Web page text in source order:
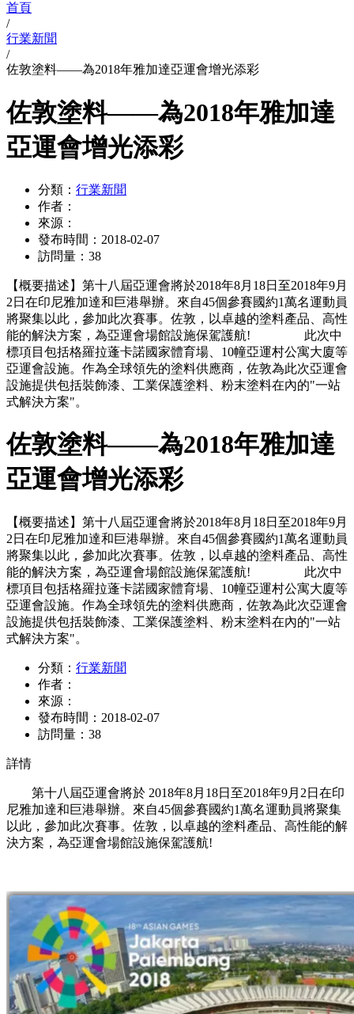
首頁
/
行業新聞
/
佐敦塗料——為2018年雅加達亞運會增光添彩
佐敦塗料——為2018年雅加達
亞運會增光添彩
分類： 行業新聞
作者：
來源：
發布時間： 2018-02-07
訪問量： 38
【概要描述】 第十八屆亞運會將於2018年8月18日至2018年9月
2日在印尼雅加達和巨港舉辦。來自45個參賽國約1萬名運動員
將聚集以此，參加此次賽事。佐敦，以卓越的塗料產品、高性
能的解決方案，為亞運會場館設施保駕護航! 此次中
標項目包括格羅拉蓬卡諾國家體育場、10幢亞運村公寓大廈等
亞運會設施。作為全球領先的塗料供應商，佐敦為此次亞運會
設施提供包括裝飾漆、工業保護塗料、粉末塗料在內的"一站
式解決方案"。
佐敦塗料——為2018年雅加達
亞運會增光添彩
【概要描述】 第十八屆亞運會將於2018年8月18日至2018年9月
2日在印尼雅加達和巨港舉辦。來自45個參賽國約1萬名運動員
將聚集以此，參加此次賽事。佐敦，以卓越的塗料產品、高性
能的解決方案，為亞運會場館設施保駕護航! 此次中
標項目包括格羅拉蓬卡諾國家體育場、10幢亞運村公寓大廈等
亞運會設施。作為全球領先的塗料供應商，佐敦為此次亞運會
設施提供包括裝飾漆、工業保護塗料、粉末塗料在內的"一站
式解決方案"。
分類： 行業新聞
作者：
來源：
發布時間： 2018-02-07
訪問量： 38
詳情
第十八屆亞運會將於 2018年8月18日至2018年9月2日在印
尼雅加達和巨港舉辦。來自45個參賽國約1萬名運動員將聚集
以此，參加此次賽事。佐敦，以卓越的塗料產品、高性能的解
決方案，為亞運會場館設施保駕護航!